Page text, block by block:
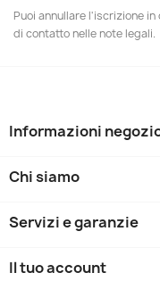
Puoi annullare l'iscrizione
di contatto nelle note legali.
Informazioni
Chi siamo
Servizi e garanzie
Il tuo account